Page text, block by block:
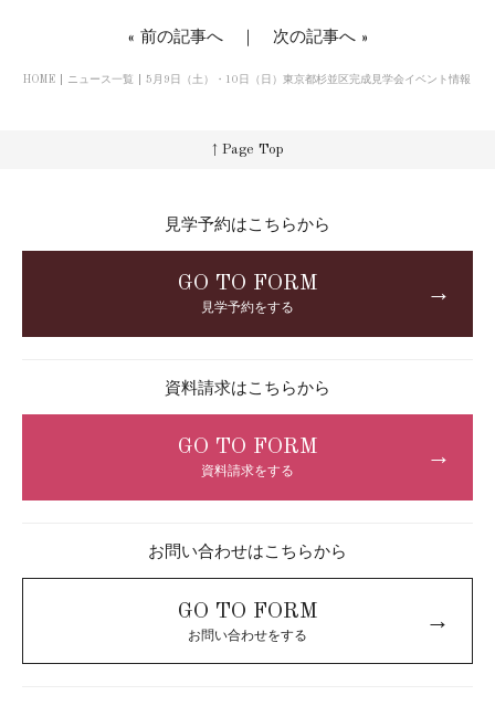
« 前の記事へ｜ 次の記事へ»
HOME ニュース一覧 5月9日（土）・10日（日）東京都杉並区完成見学会イベント情報
↑ Page Top
見学予約はこちらから
GO TO FORM
見学予約をする
→
資料請求はこちらから
GO TO FORM
資料請求をする
→
お問い合わせはこちらから
GO TO FORM
お問い合わせをする
→